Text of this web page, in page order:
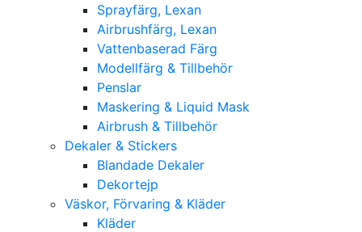
Sprayfärg, Lexan
Airbrushfärg, Lexan
Vattenbaserad Färg
Modellfärg & Tillbehör
Penslar
Maskering & Liquid Mask
Airbrush & Tillbehör
Dekaler & Stickers
Blandade Dekaler
Dekortejp
Väskor, Förvaring & Kläder
Kläder